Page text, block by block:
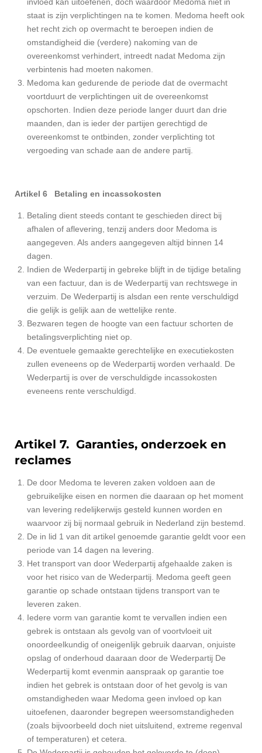
staat is zijn verplichtingen na te komen. Medoma heeft ook
het recht zich op overmacht te beroepen indien de
omstandigheid die (verdere) nakoming van de
overeenkomst verhindert, intreedt nadat Medoma zijn
verbintenis had moeten nakomen.
Medoma kan gedurende de periode dat de overmacht
voortduurt de verplichtingen uit de overeenkomst
opschorten. Indien deze periode langer duurt dan drie
maanden, dan is ieder der partijen gerechtigd de
overeenkomst te ontbinden, zonder verplichting tot
vergoeding van schade aan de andere partij.
Artikel 6 Betaling en incassokosten
Betaling dient steeds contant te geschieden direct bij
afhalen of aflevering, tenzij anders door Medoma is
aangegeven. Als anders aangegeven altijd binnen 14
dagen.
Indien de Wederpartij in gebreke blijft in de tijdige betaling
van een factuur, dan is de Wederpartij van rechtswege in
verzuim. De Wederpartij is alsdan een rente verschuldigd
die gelijk is gelijk aan de wettelijke rente.
Bezwaren tegen de hoogte van een factuur schorten de
betalingsverplichting niet op.
De eventuele gemaakte gerechtelijke en executiekosten
zullen eveneens op de Wederpartij worden verhaald. De
Wederpartij is over de verschuldigde incassokosten
eveneens rente verschuldigd.
Artikel 7. Garanties, onderzoek en
reclames
De door Medoma te leveren zaken voldoen aan de
gebruikelijke eisen en normen die daaraan op het moment
van levering redelijkerwijs gesteld kunnen worden en
waarvoor zij bij normaal gebruik in Nederland zijn bestemd.
De in lid 1 van dit artikel genoemde garantie geldt voor een
periode van 14 dagen na levering.
Het transport van door Wederpartij afgehaalde zaken is
voor het risico van de Wederpartij. Medoma geeft geen
garantie op schade ontstaan tijdens transport van te
leveren zaken.
Iedere vorm van garantie komt te vervallen indien een
gebrek is ontstaan als gevolg van of voortvloeit uit
onoordeelkundig of oneigenlijk gebruik daarvan, onjuiste
opslag of onderhoud daaraan door de Wederpartij De
Wederpartij komt evenmin aanspraak op garantie toe
indien het gebrek is ontstaan door of het gevolg is van
omstandigheden waar Medoma geen invloed op kan
uitoefenen, daaronder begrepen weersomstandigheden
(zoals bijvoorbeeld doch niet uitsluitend, extreme regenval
of temperaturen) et cetera.